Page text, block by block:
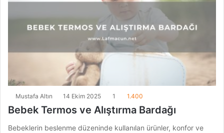
Mustafa Altın 14 Ekim 2025 1 1.400
Bebek Termos ve Alıştırma Bardağı
Bebeklerin beslenme düzeninde kullanılan ürünler, konfor ve